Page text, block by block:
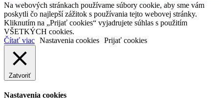
Na webových stránkach používame súbory cookie, aby sme vám
poskytli čo najlepší zážitok s používania tejto webovej stránky.
Kliknutím na „Prijať cookies“ vyjadrujete súhlas s použitím
VŠETKÝCH cookies.
Čítať viac Nastavenia cookies Prijať cookies
Zatvoriť
Nastavenia cookies